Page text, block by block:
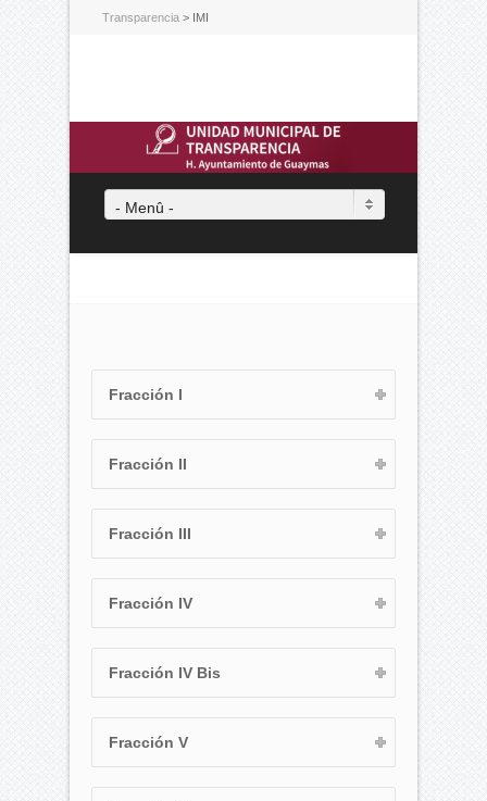
Transparencia > IMI
- Menû -
Fracción I
Fracción II
Fracción III
Fracción IV
Fracción IV Bis
Fracción V